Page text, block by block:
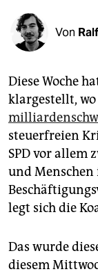
unterstützen
genossenschaft
epaper login
Von
Diese Woche
klargestellt,
steuerfreien
SPD vor allem
und
legt sich die
Das wurde
diesem